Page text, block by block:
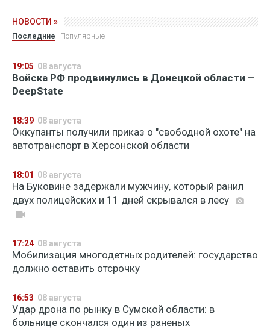
НОВОСТИ »
Последние Популярные
19:05 08 августа
Войска РФ продвинулись в Донецкой области –
DeepState
18:39 08 августа
Оккупанты получили приказ о "свободной охоте" на
автотранспорт в Херсонской области
18:01 08 августа
На Буковине задержали мужчину, который ранил
двух полицейских и 11 дней скрывался в лесу
17:24 08 августа
Мобилизация многодетных родителей: государство
должно оставить отсрочку
16:53 08 августа
Удар дрона по рынку в Сумской области: в
больнице скончался один из раненых